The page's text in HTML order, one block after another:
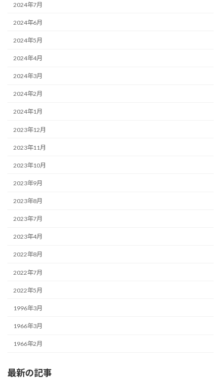
2024年7月
2024年6月
2024年5月
2024年4月
2024年3月
2024年2月
2024年1月
2023年12月
2023年11月
2023年10月
2023年9月
2023年8月
2023年7月
2023年4月
2022年8月
2022年7月
2022年5月
1996年3月
1966年3月
1966年2月
最新の記事